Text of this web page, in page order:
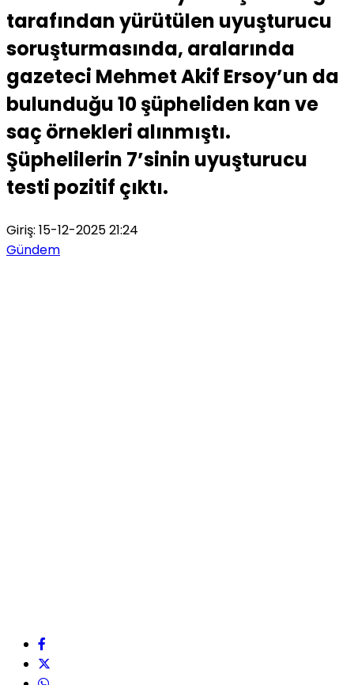
tarafından yürütülen uyuşturucu
soruşturmasında, aralarında
gazeteci Mehmet Akif Ersoy’un da
bulunduğu 10 şüpheliden kan ve
saç örnekleri alınmıştı.
Şüphelilerin 7’sinin uyuşturucu
testi pozitif çıktı.
Giriş: 15-12-2025 21:24
Gündem